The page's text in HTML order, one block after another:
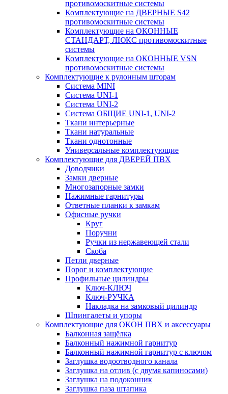
противомоскитные системы
Комплектующие на ДВЕРНЫЕ S42
противомоскитные системы
Комплектующие на ОКОННЫЕ
СТАНДАРТ, ЛЮКС противомоскитные
системы
Комплектующие на ОКОННЫЕ VSN
противомоскитные системы
Комплектующие к рулонным шторам
Система MINI
Система UNI-1
Система UNI-2
Система ОБЩИЕ UNI-1, UNI-2
Ткани интерьерные
Ткани натуральные
Ткани однотонные
Универсальные комплектующие
Комплектующие для ДВЕРЕЙ ПВХ
Доводчики
Замки дверные
Многозапорные замки
Нажимные гарнитуры
Ответные планки к замкам
Офисные ручки
Круг
Поручни
Ручки из нержавеющей стали
Скоба
Петли дверные
Порог и комплектующие
Профильные цилиндры
Ключ-КЛЮЧ
Ключ-РУЧКА
Накладка на замковый цилиндр
Шпингалеты и упоры
Комплектующие для ОКОН ПВХ и аксессуары
Балконная защёлка
Балконный нажимной гарнитур
Балконный нажимной гарнитур с ключом
Заглушка водоотводного канала
Заглушка на отлив (с двумя капиносами)
Заглушка на подоконник
Заглушка паза штапика